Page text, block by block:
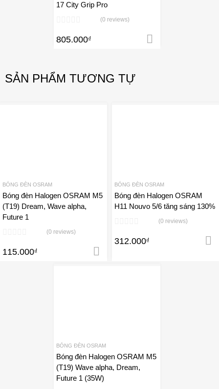
17 City Grip Pro
(0 reviews)
805.000₫
SẢN PHẨM TƯƠNG TỰ
BÓNG ĐÈN OSRAM
Bóng đèn Halogen OSRAM M5
(T19) Dream, Wave alpha,
Future 1
(0 reviews)
115.000₫
BÓNG ĐÈN OSRAM
Bóng đèn Halogen OSRAM
H11 Nouvo 5/6 tăng sáng 130%
(0 reviews)
312.000₫
BÓNG ĐÈN OSRAM
Bóng đèn Halogen OSRAM M5
(T19) Wave alpha, Dream,
Future 1 (35W)